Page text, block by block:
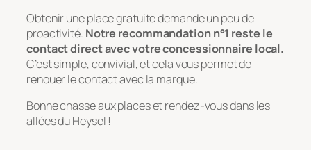
Obtenir une place gratuite demande un peu de
proactivité. Notre recommandation n°1 reste le
contact direct avec votre concessionnaire local.
C’est simple, convivial, et cela vous permet de
renouer le contact avec la marque.
Bonne chasse aux places et rendez-vous dans les
allées du Heysel !